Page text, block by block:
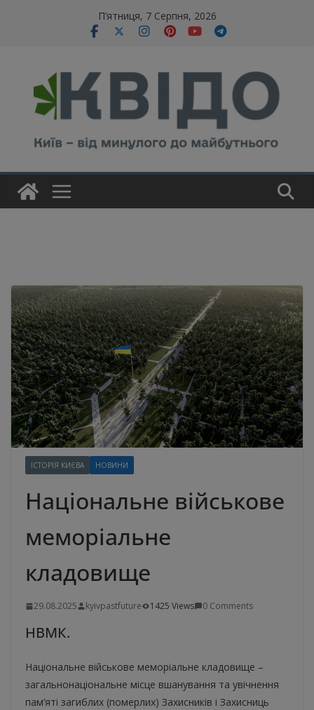
П’ятниця, 7 Серпня, 2026
ІСТОРІЯ КИЄВА НОВИНИ
Національне військове
меморіальне
кладовище
29.08.2025 kyivpastfuture 1425 Views 0 Comments
НВМК.
Національне військове меморіальне кладовище –
загальнонаціональне місце вшанування та увічнення
пам’яті загиблих (померлих) Захисників і Захисниць
modal-check